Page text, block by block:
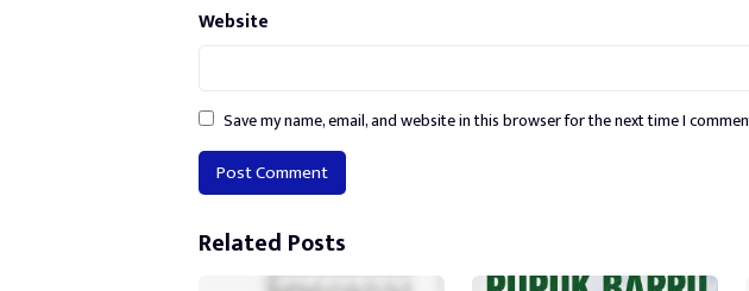
Website
Save my name, email, and website in this browser for the next time I
Alternative:
Related Posts